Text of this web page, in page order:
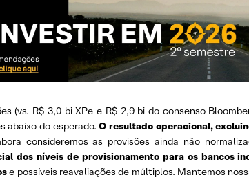
(vs. R$ 3,0 bi XPe e R$ 2,9 bi do consenso
abaixo do esperado.O resultado operacional,
consideremos as provisões ainda não
dos níveis de provisionamento para os bancos
e possíveis reavaliações de múltiplos. Mantemos